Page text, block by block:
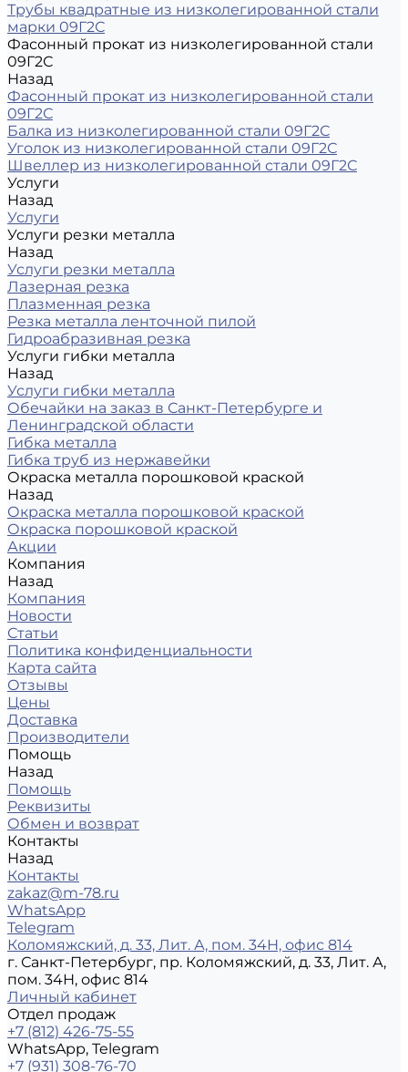
Трубы квадратные из низколегированной стали
марки 09Г2С
Фасонный прокат из низколегированной стали
09Г2С
Назад
Фасонный прокат из низколегированной стали
09Г2С
Балка из низколегированной стали 09Г2С
Уголок из низколегированной стали 09Г2С
Швеллер из низколегированной стали 09Г2С
Услуги
Назад
Услуги
Услуги резки металла
Назад
Услуги резки металла
Лазерная резка
Плазменная резка
Резка металла ленточной пилой
Гидроабразивная резка
Услуги гибки металла
Назад
Услуги гибки металла
Обечайки на заказ в Санкт-Петербурге и
Ленинградской области
Гибка металла
Гибка труб из нержавейки
Окраска металла порошковой краской
Назад
Окраска металла порошковой краской
Окраска порошковой краской
Акции
Компания
Назад
Компания
Новости
Статьи
Политика конфиденциальности
Карта сайта
Отзывы
Цены
Доставка
Производители
Помощь
Назад
Помощь
Реквизиты
Обмен и возврат
Контакты
Назад
Контакты
zakaz@m-78.ru
WhatsApp
Telegram
Коломяжский, д. 33, Лит. А, пом. 34Н, офис 814
г. Санкт-Петербург, пр. Коломяжский, д. 33, Лит. А,
пом. 34Н, офис 814
Личный кабинет
Отдел продаж
+7 (812) 426-75-55
WhatsApp, Telegram
+7 (931) 308-76-70